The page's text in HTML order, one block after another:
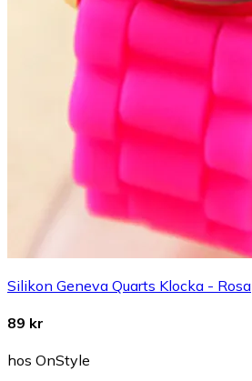
Silikon Geneva Quarts Klocka - Rosa
89 kr
hos OnStyle